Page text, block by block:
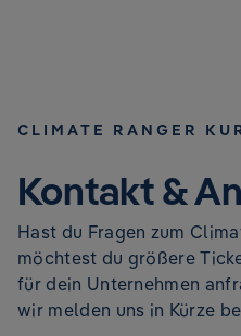
CLIMATE RANGER
Kontakt &
Hast du Fragen zum
möchtest du größere
für dein Unternehmen
wir melden uns in Kürze